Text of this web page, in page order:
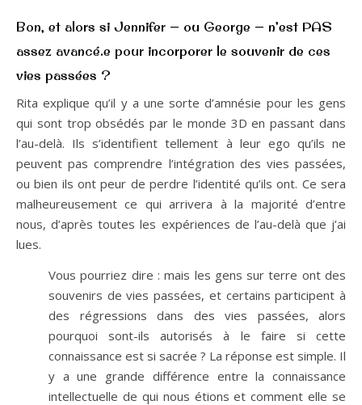
Bon, et alors si Jennifer — ou George — n’est PAS
assez avancé.e pour incorporer le souvenir de ces
vies passées ?
Rita explique qu’il y a une sorte d’amnésie pour les gens
qui sont trop obsédés par le monde 3D en passant dans
l’au-delà. Ils s’identifient tellement à leur ego qu’ils ne
peuvent pas comprendre l’intégration des vies passées,
ou bien ils ont peur de perdre l’identité qu’ils ont. Ce sera
malheureusement ce qui arrivera à la majorité d’entre
nous, d’après toutes les expériences de l’au-delà que j’ai
lues.
Vous pourriez dire : mais les gens sur terre ont des
souvenirs de vies passées, et certains participent à
des régressions dans des vies passées, alors
pourquoi sont-ils autorisés à le faire si cette
connaissance est si sacrée ? La réponse est simple. Il
y a une grande différence entre la connaissance
intellectuelle de qui nous étions et comment elle se